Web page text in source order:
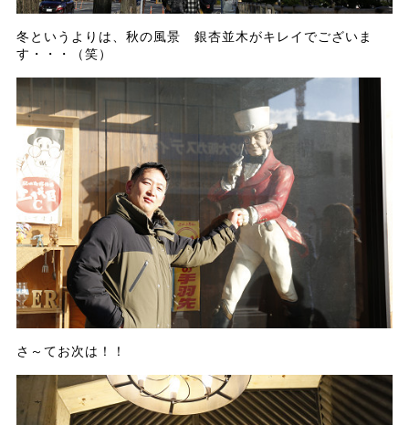
冬というよりは、秋の風景 銀杏並木がキレイでございま
す・・・（笑）
さ～てお次は！！